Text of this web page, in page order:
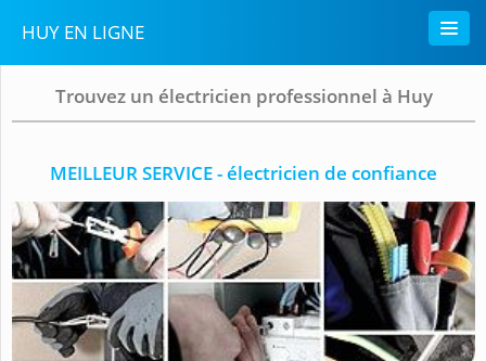
HUY EN LIGNE
Trouvez un électricien professionnel à Huy
MEILLEUR SERVICE - électricien de confiance